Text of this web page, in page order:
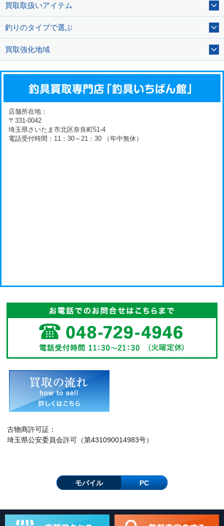
買取取扱いアイテム
釣りのタイプで選ぶ
買取強化地域
店舗所在地：
〒331-0042
埼玉県さいたま市北区奈良町51-4
電話受付時間：11：30～21：30 （年中無休）
古物商許可証：
埼玉県公安委員会許可（第431090014983号）
モバイル PC